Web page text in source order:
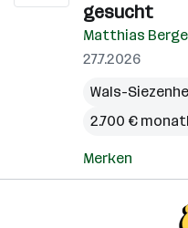
gesucht
Matthias
27.7.2026
Wals-
2.700 €
Merken